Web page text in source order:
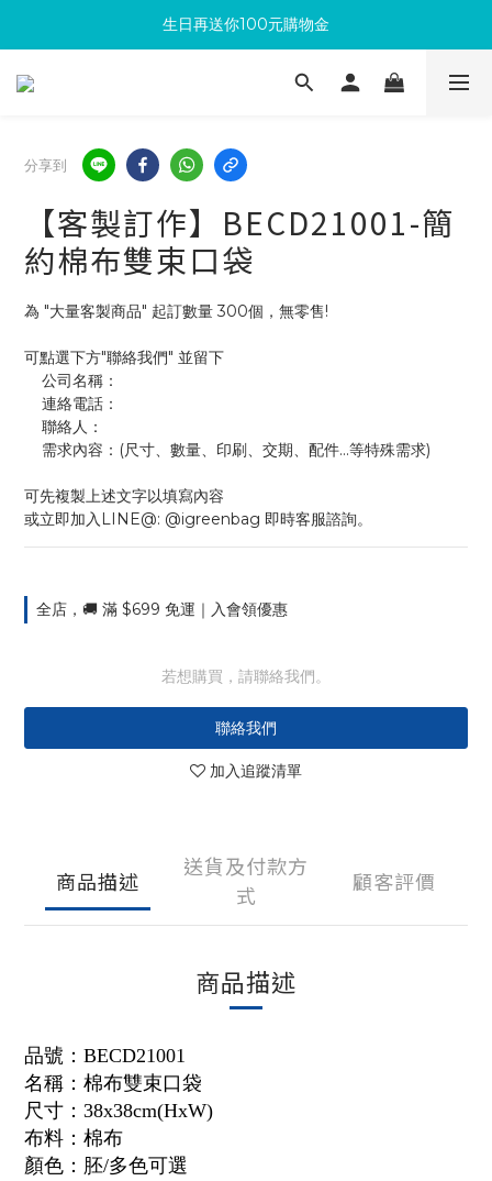
滿300回饋10%購物金
生日再送你100元購物金
加入成為新會員 馬上領取50元購物金
分享到
【客製訂作】BECD21001-簡
約棉布雙束口袋
為 "大量客製商品" 起訂數量 300個，無零售!
可點選下方"聯絡我們" 並留下
    公司名稱：
    連絡電話：
    聯絡人：
    需求內容：(尺寸、數量、印刷、交期、配件...等特殊需求)
可先複製上述文字以填寫內容
或立即加入LINE@: @igreenbag 即時客服諮詢。
全店，🚚 滿 $699 免運｜入會領優惠
若想購買，請聯絡我們。
聯絡我們
加入追蹤清單
商品描述
送貨及付款方
式
顧客評價
商品描述
品號：BECD21001
名稱：棉布雙束口袋
尺寸：38x38cm(HxW)
布料：棉布
顏色：胚/多色可選